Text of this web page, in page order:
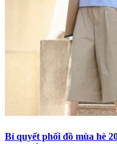
Bí quyết phối đồ mùa hè